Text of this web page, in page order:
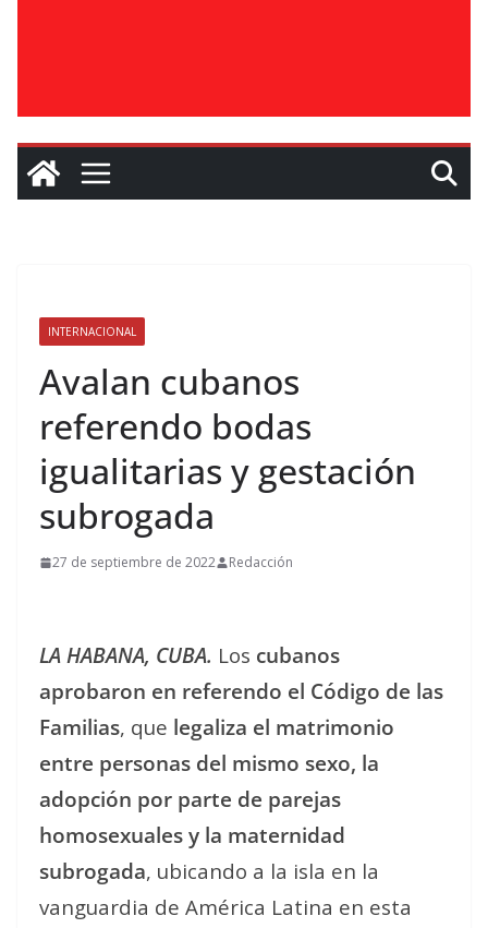
INTERNACIONAL
Avalan cubanos
referendo bodas
igualitarias y gestación
subrogada
27 de septiembre de 2022 Redacción
LA HABANA, CUBA. Los cubanos
aprobaron en referendo el Código de las
Familias, que legaliza el matrimonio
entre personas del mismo sexo, la
adopción por parte de parejas
homosexuales y la maternidad
subrogada, ubicando a la isla en la
vanguardia de América Latina en esta